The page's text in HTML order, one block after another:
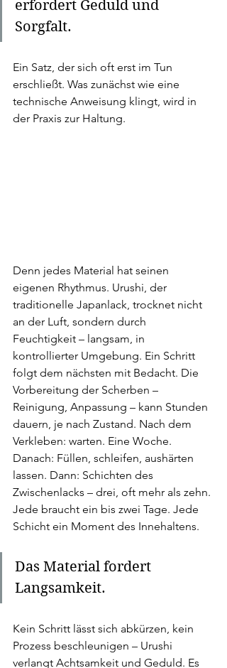
erfordert Geduld und
Sorgfalt.
Ein Satz, der sich oft erst im Tun
erschließt. Was zunächst wie eine
technische Anweisung klingt, wird in
der Praxis zur Haltung.
Denn jedes Material hat seinen
eigenen Rhythmus. Urushi, der
traditionelle Japanlack, trocknet nicht
an der Luft, sondern durch
Feuchtigkeit – langsam, in
kontrollierter Umgebung. Ein Schritt
folgt dem nächsten mit Bedacht. Die
Vorbereitung der Scherben –
Reinigung, Anpassung – kann Stunden
dauern, je nach Zustand. Nach dem
Verkleben: warten. Eine Woche.
Danach: Füllen, schleifen, aushärten
lassen. Dann: Schichten des
Zwischenlacks – drei, oft mehr als zehn.
Jede braucht ein bis zwei Tage. Jede
Schicht ein Moment des Innehaltens.
Das Material fordert
Langsamkeit.
Kein Schritt lässt sich abkürzen, kein
Prozess beschleunigen – Urushi
verlangt Achtsamkeit und Geduld. Es